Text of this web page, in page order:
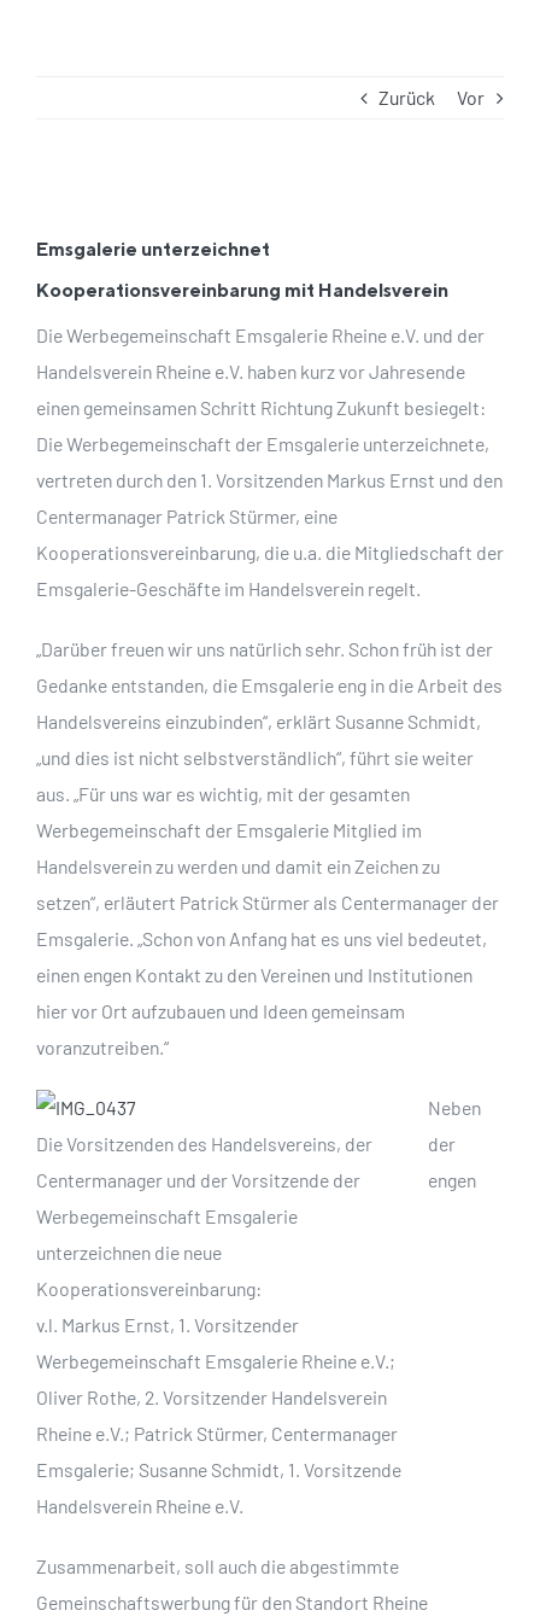
Zurück Vor
grösseres
Bild
Emsgalerie unterzeichnet
Kooperationsvereinbarung mit Handelsverein
Die Werbegemeinschaft Emsgalerie Rheine e.V. und der
Handelsverein Rheine e.V. haben kurz vor Jahresende
einen gemeinsamen Schritt Richtung Zukunft besiegelt:
Die Werbegemeinschaft der Emsgalerie unterzeichnete,
vertreten durch den 1. Vorsitzenden Markus Ernst und den
Centermanager Patrick Stürmer, eine
Kooperationsvereinbarung, die u.a. die Mitgliedschaft der
Emsgalerie-Geschäfte im Handelsverein regelt.
„Darüber freuen wir uns natürlich sehr. Schon früh ist der
Gedanke entstanden, die Emsgalerie eng in die Arbeit des
Handelsvereins einzubinden“, erklärt Susanne Schmidt,
„und dies ist nicht selbstverständlich“, führt sie weiter
aus. „Für uns war es wichtig, mit der gesamten
Werbegemeinschaft der Emsgalerie Mitglied im
Handelsverein zu werden und damit ein Zeichen zu
setzen“, erläutert Patrick Stürmer als Centermanager der
Emsgalerie. „Schon von Anfang hat es uns viel bedeutet,
einen engen Kontakt zu den Vereinen und Institutionen
hier vor Ort aufzubauen und Ideen gemeinsam
voranzutreiben.“
Die Vorsitzenden des Handelsvereins, der
Centermanager und der Vorsitzende der
Werbegemeinschaft Emsgalerie
unterzeichnen die neue
Kooperationsvereinbarung:
v.l. Markus Ernst, 1. Vorsitzender
Werbegemeinschaft Emsgalerie Rheine e.V.;
Oliver Rothe, 2. Vorsitzender Handelsverein
Rheine e.V.; Patrick Stürmer, Centermanager
Emsgalerie; Susanne Schmidt, 1. Vorsitzende
Handelsverein Rheine e.V.
Neben
der
engen
Zusammenarbeit, soll auch die abgestimmte
Gemeinschaftswerbung für den Standort Rheine